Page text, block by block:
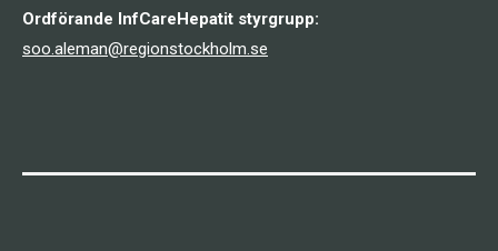
Ordförande InfCareHepatit styrgrupp:
soo.aleman@regionstockholm.se